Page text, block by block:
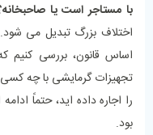
با مستاجر است یا
اختلاف بزرگ تبدیل می‌
اساس قانون، بررسی کنیم
تجهیزات گرمایشی با چه
را اجاره داده ‌اید، حتماً
بود.